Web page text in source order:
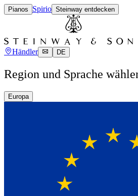
Pianos Spirio Steinway entdecken
Händler DE
Region und Sprache
Europa